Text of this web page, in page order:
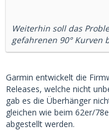
Weiterhin soll das
gefahrenen 90° Kurven
Garmin entwickelt die
Releases, welche nicht
gab es die Überhänger
gleichen wie beim 62er/
abgestellt werden.